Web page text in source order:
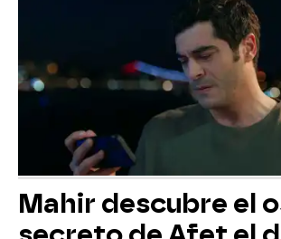
Mahir descubre el